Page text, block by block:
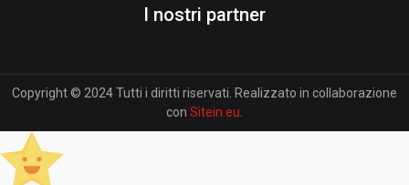
I nostri partner